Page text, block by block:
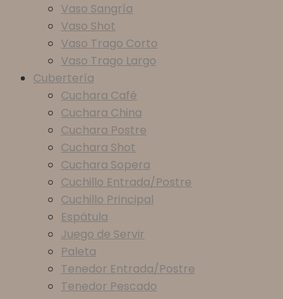
Vaso Sangría
Vaso Shot
Vaso Trago Corto
Vaso Trago Largo
Cubertería
Cuchara Café
Cuchara China
Cuchara Postre
Cuchara Shot
Cuchara Sopera
Cuchillo Entrada/Postre
Cuchillo Principal
Espátula
Juego de Servir
Paleta
Tenedor Entrada/Postre
Tenedor Pescado